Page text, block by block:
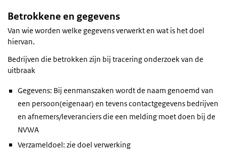
Betrokkene en gegevens
Van wie worden welke gegevens verwerkt en wat is het doel
hiervan.
Bedrijven die betrokken zijn bij tracering onderzoek van de
uitbraak
Gegevens: Bij eenmanszaken wordt de naam genoemd van
een persoon(eigenaar) en tevens contactgegevens bedrijven
en afnemers/leveranciers die een melding moet doen bij de
NVWA
Verzameldoel: zie doel verwerking